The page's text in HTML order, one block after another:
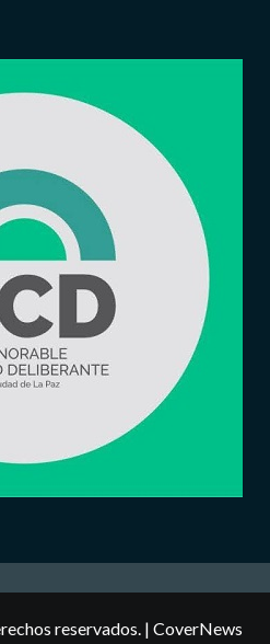
reservados. | CoverNews